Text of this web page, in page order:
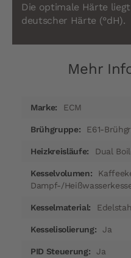
Die optimale Härte
deutscher Härte (°dH).
Mehr
InformationenECM
E61-
Dual
Dampf-/
Ja
Ja